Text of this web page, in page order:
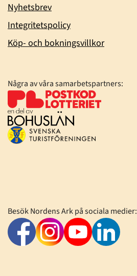
Nyhetsbrev
Integritetspolicy
Köp- och bokningsvillkor
Några av våra samarbetspartners:
Besök Nordens Ark på sociala medier: